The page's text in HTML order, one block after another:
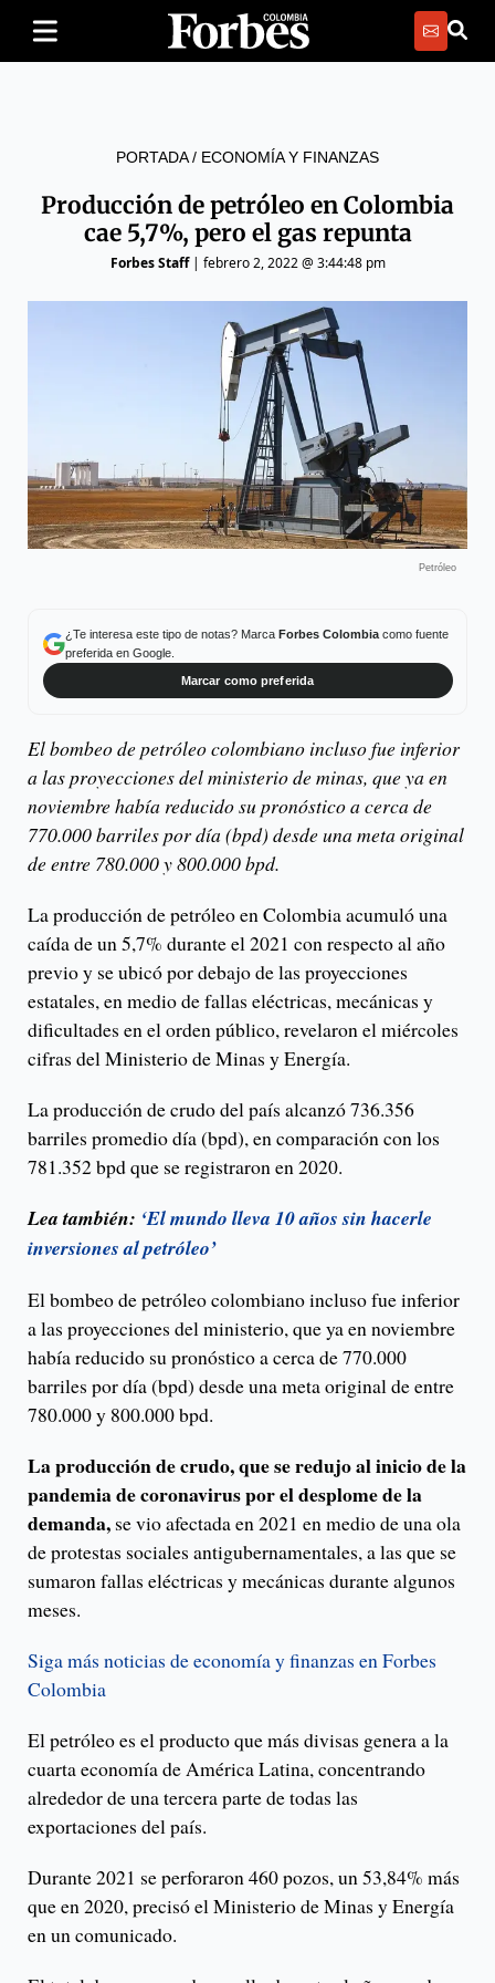
PORTADA/ ECONOMÍA Y FINANZAS
Producción de petróleo en Colombia
cae 5,7%, pero el gas repunta
Forbes Staff| febrero 2, 2022 @ 3:44:48 pm
Petróleo
¿Te interesa este tipo de notas? Marca Forbes Colombiacomo fuente
preferida en Google.
Marcar como preferida
El bombeo de petróleo colombiano incluso fue inferior
a las proyecciones del ministerio de minas, que ya en
noviembre había reducido su pronóstico a cerca de
770.000 barriles por día (bpd) desde una meta original
de entre 780.000 y 800.000 bpd.
La producción de petróleo en Colombia acumuló una
caída de un 5,7% durante el 2021 con respecto al año
previo y se ubicó por debajo de las proyecciones
estatales, en medio de fallas eléctricas, mecánicas y
dificultades en el orden público, revelaron el miércoles
cifras del Ministerio de Minas y Energía.
La producción de crudo del país alcanzó 736.356
barriles promedio día (bpd), en comparación con los
781.352 bpd que se registraron en 2020.
Lea también: ‘El mundo lleva 10 años sin hacerle
inversiones al petróleo’
El bombeo de petróleo colombiano incluso fue inferior
a las proyecciones del ministerio, que ya en noviembre
había reducido su pronóstico a cerca de 770.000
barriles por día (bpd) desde una meta original de entre
780.000 y 800.000 bpd.
La producción de crudo, que se redujo al inicio de la
pandemia de coronavirus por el desplome de la
demanda, se vio afectada en 2021 en medio de una ola
de protestas sociales antigubernamentales, a las que se
sumaron fallas eléctricas y mecánicas durante algunos
meses.
Siga más noticias de economía y finanzas en Forbes
Colombia
El petróleo es el producto que más divisas genera a la
cuarta economía de América Latina, concentrando
alrededor de una tercera parte de todas las
exportaciones del país.
Durante 2021 se perforaron 460 pozos, un 53,84% más
que en 2020, precisó el Ministerio de Minas y Energía
en un comunicado.